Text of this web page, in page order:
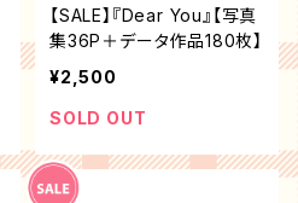
【SALE】『Dear You』【写真
集36P＋データ作品180枚】
¥2,500
SOLD OUT